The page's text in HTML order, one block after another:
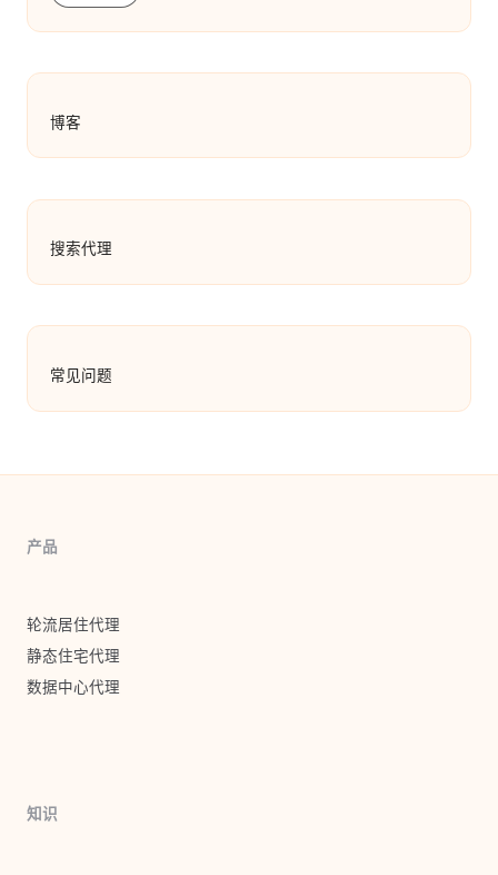
博客
搜索代理
常见问题
产品
轮流居住代理
静态住宅代理
数据中心代理
知识